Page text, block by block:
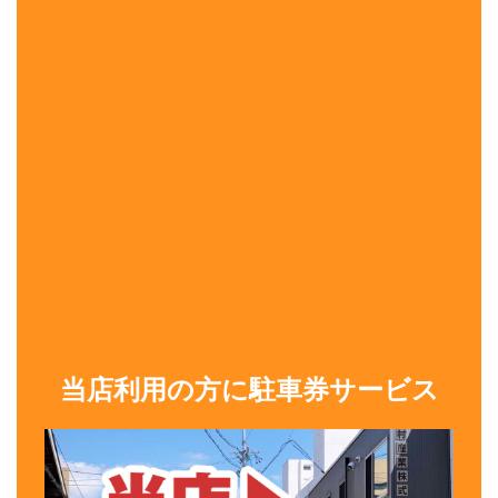
当店利用の方に駐車券サービス